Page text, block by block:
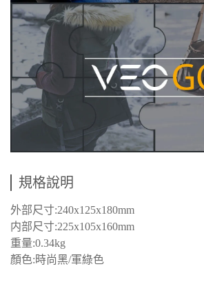
規格說明
外部尺寸:240x125x180mm
内部尺寸:225x105x160mm
重量:0.34kg
顏色:時尚黑/軍綠色